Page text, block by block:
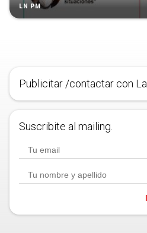
LN PM
Publicitar /contactar con
Suscribite al mailing.